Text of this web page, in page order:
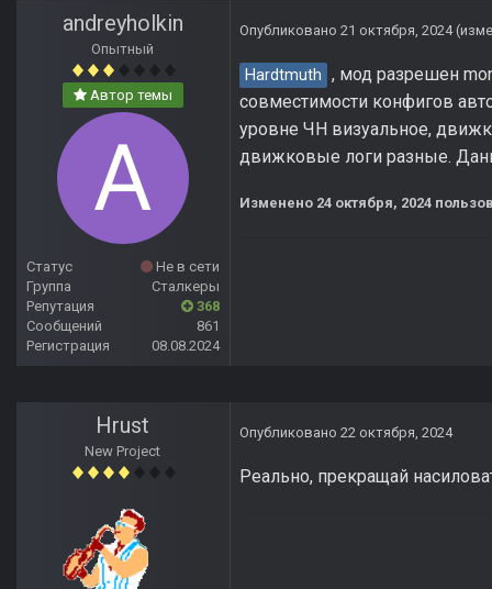
andreyholkin
Опытный
Автор темы
Статус
Не в сети
Группа
Сталкеры
Репутация
368
Сообщений
861
Регистрация
08.08.2024
Опубликовано 21 октября, 2024
Hardtmuth , мод разрешен
совместимости конфигов
уровне ЧН визуальное,
движковые логи разные.
Изменено 24 октября, 2024
Hrust
New Project
Опубликовано 22 октября, 2024
Реально, прекращай